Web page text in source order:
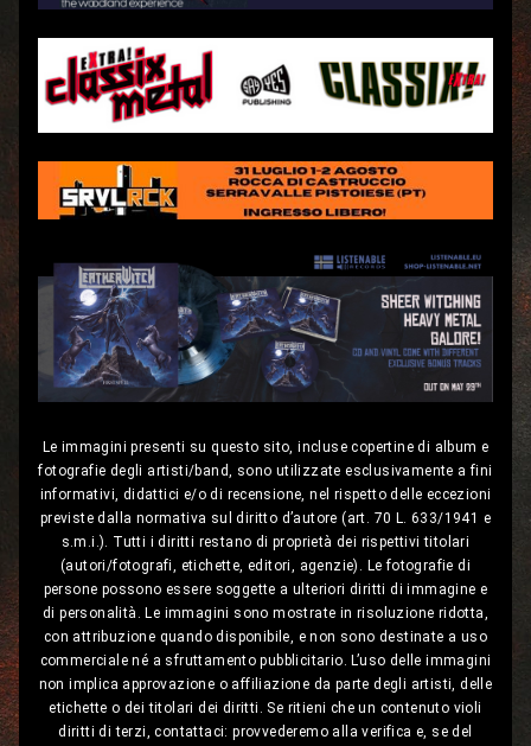
Le immagini presenti su questo sito, incluse copertine di album e
fotografie degli artisti/band, sono utilizzate esclusivamente a fini
informativi, didattici e/o di recensione, nel rispetto delle eccezioni
previste dalla normativa sul diritto d’autore (art. 70 L. 633/1941 e
s.m.i.). Tutti i diritti restano di proprietà dei rispettivi titolari
(autori/fotografi, etichette, editori, agenzie). Le fotografie di
persone possono essere soggette a ulteriori diritti di immagine e
di personalità. Le immagini sono mostrate in risoluzione ridotta,
con attribuzione quando disponibile, e non sono destinate a uso
commerciale né a sfruttamento pubblicitario. L’uso delle immagini
non implica approvazione o affiliazione da parte degli artisti, delle
etichette o dei titolari dei diritti. Se ritieni che un contenuto violi
diritti di terzi, contattaci: provvederemo alla verifica e, se del